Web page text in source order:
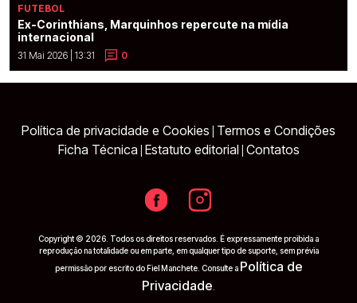
FUTEBOL
Ex-Corinthians, Marquinhos repercute na mídia
internacional
31 Mai 2026 | 13:31 0
Política de privacidade e Cookies Termos e Condições
Ficha Técnica Estatuto editorial Contatos
Copyright © 2026. Todos os direitos reservados. É expressamente proibida a
reprodução na totalidade ou em parte, em qualquer tipo de suporte, sem prévia
permissão por escrito do Fiel Manchete. Consulte a Política de
Privacidade